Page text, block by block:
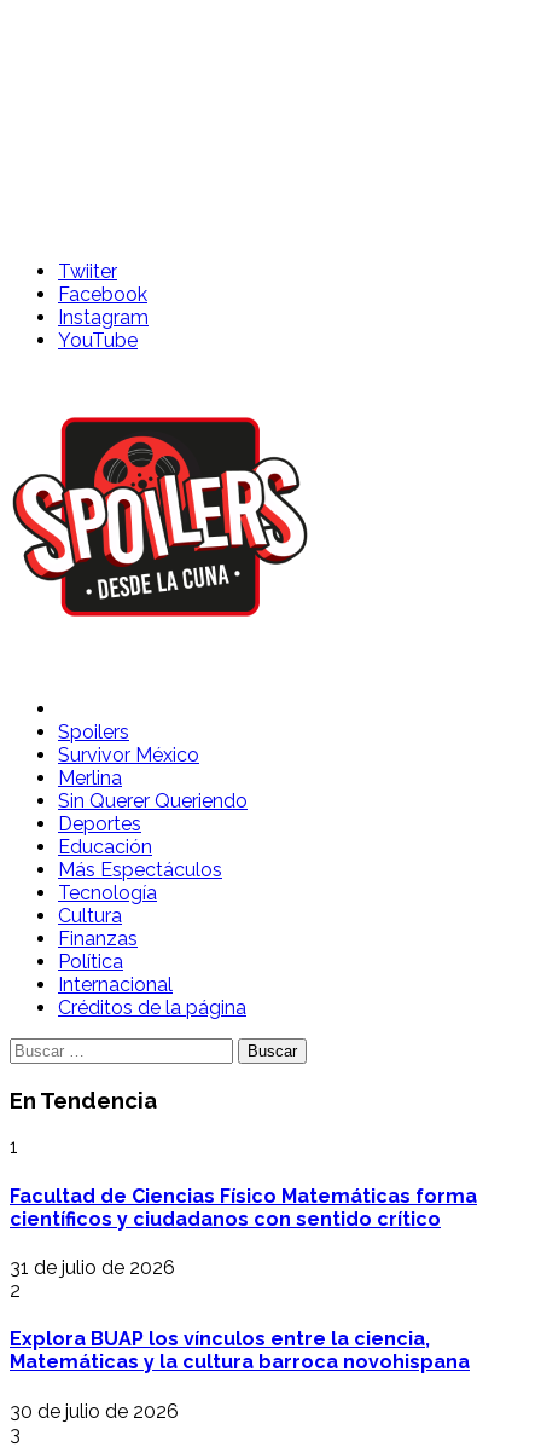
Twiiter
Facebook
Instagram
YouTube
Spoilers Desde la Cuna
Sitio con información sobre series, película, reality shows y
telenovelas
Spoilers
Survivor México
Merlina
Sin Querer Queriendo
Deportes
Educación
Más Espectáculos
Tecnología
Cultura
Finanzas
Política
Internacional
Créditos de la página
Buscar:
En Tendencia
1
Facultad de Ciencias Físico Matemáticas forma
científicos y ciudadanos con sentido crítico
31 de julio de 2026
2
Explora BUAP los vínculos entre la ciencia,
Matemáticas y la cultura barroca novohispana
30 de julio de 2026
3